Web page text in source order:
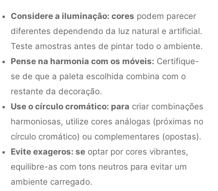
Considere a iluminação: cores podem parecer
diferentes dependendo da luz natural e artificial.
Teste amostras antes de pintar todo o ambiente.
Pense na harmonia com os móveis: Certifique-
se de que a paleta escolhida combina com o
restante da decoração.
Use o círculo cromático: para criar combinações
harmoniosas, utilize cores análogas (próximas no
círculo cromático) ou complementares (opostas).
Evite exageros: se optar por cores vibrantes,
equilibre-as com tons neutros para evitar um
ambiente carregado.